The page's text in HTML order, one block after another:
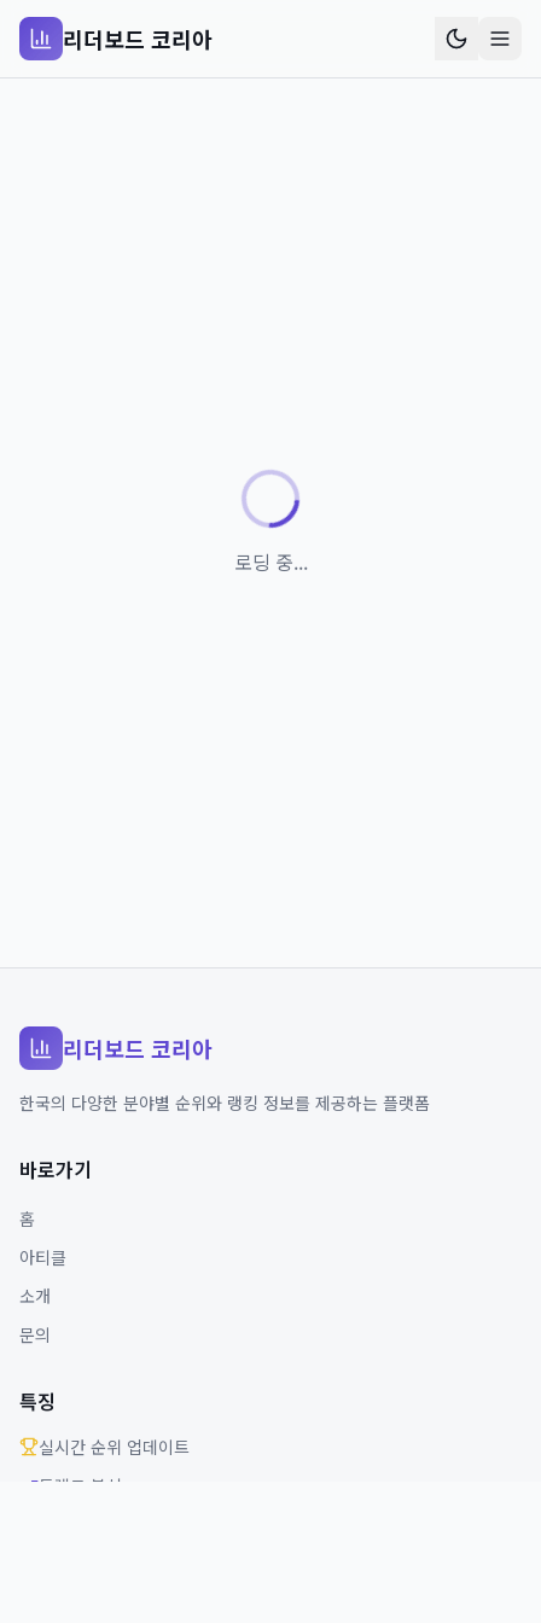
리더보드 코리아
로딩 중...
리더보드 코리아
한국의 다양한 분야별 순위와 랭킹 정보를 제공하는 플랫폼
바로가기
홈
아티클
소개
문의
특징
실시간 순위 업데이트
트렌드 분석